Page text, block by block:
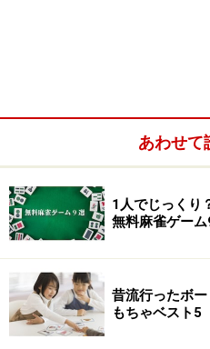
あわせて
1人でじっくり
無料麻雀ゲーム
昔流行ったボ
もちゃベスト5